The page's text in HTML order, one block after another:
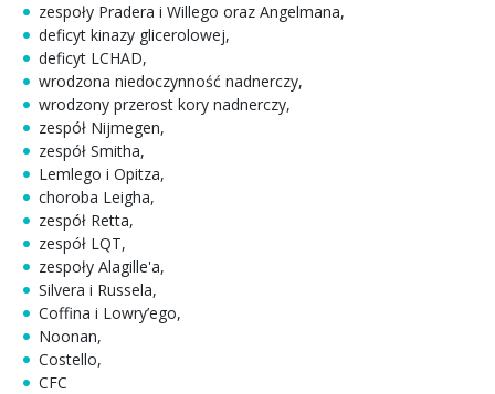
zespoły Pradera i Willego oraz Angelmana,
deficyt kinazy glicerolowej,
deficyt LCHAD,
wrodzona niedoczynność nadnerczy,
wrodzony przerost kory nadnerczy,
zespół Nijmegen,
zespół Smitha,
Lemlego i Opitza,
choroba Leigha,
zespół Retta,
zespół LQT,
zespoły Alagille'a,
Silvera i Russela,
Coffina i Lowry’ego,
Noonan,
Costello,
CFC